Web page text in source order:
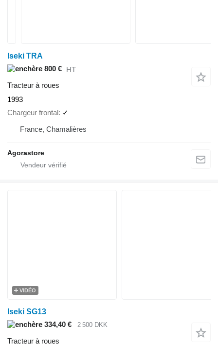
Iseki TRA
800 € HT
Tracteur à roues
1993
Chargeur frontal ✓
France, Chamalières
Agorastore
VIDÉO
Iseki SG13
334,40 €
2 500 DKK
Tracteur à roues